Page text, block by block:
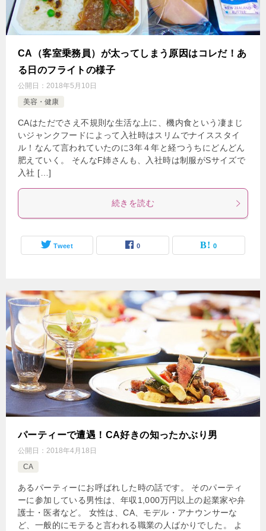
CA（客室乗務員）が太ってしまう原因はコレだ！あ
る日のフライトの様子
公開日： 2018年5月10日
美容・健康
CAはただでさえ不規則な生活な上に、機内食という凄まじ
いジャンクフードによって入社時はスリムでナイススタイ
ル！なんて言われていたのに3年４年と経つうちにどんどん
肥えていく。 そんなF姉さんも、入社時は制服がSサイズで
入社 […]
続きを読む
Tweet 0 0
パーティーで遭遇！CA好きの知ったかぶり男
公開日： 2018年4月18日
CA
あるパーティーにお呼ばれした時の話です。 そのパーティ
ーに参加している男性は、年収1,000万円以上の起業家や弁
護士・医者など。 女性は、CA、モデル・アナウンサーな
ど、一般的にモテると言われる職業の人ばかりでした。 よ